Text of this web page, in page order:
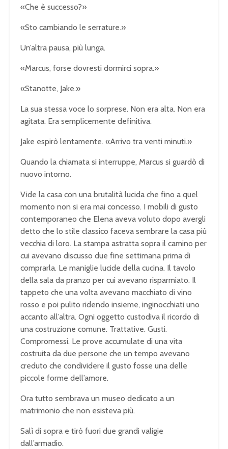
«Che è successo?»
«Sto cambiando le serrature.»
Un’altra pausa, più lunga.
«Marcus, forse dovresti dormirci sopra.»
«Stanotte, Jake.»
La sua stessa voce lo sorprese. Non era alta. Non era
agitata. Era semplicemente definitiva.
Jake espirò lentamente. «Arrivo tra venti minuti.»
Quando la chiamata si interruppe, Marcus si guardò di
nuovo intorno.
Vide la casa con una brutalità lucida che fino a quel
momento non si era mai concesso. I mobili di gusto
contemporaneo che Elena aveva voluto dopo avergli
detto che lo stile classico faceva sembrare la casa più
vecchia di loro. La stampa astratta sopra il camino per
cui avevano discusso due fine settimana prima di
comprarla. Le maniglie lucide della cucina. Il tavolo
della sala da pranzo per cui avevano risparmiato. Il
tappeto che una volta avevano macchiato di vino
rosso e poi pulito ridendo insieme, inginocchiati uno
accanto all’altra. Ogni oggetto custodiva il ricordo di
una costruzione comune. Trattative. Gusti.
Compromessi. Le prove accumulate di una vita
costruita da due persone che un tempo avevano
creduto che condividere il gusto fosse una delle
piccole forme dell’amore.
Ora tutto sembrava un museo dedicato a un
matrimonio che non esisteva più.
Salì di sopra e tirò fuori due grandi valigie
dall’armadio.